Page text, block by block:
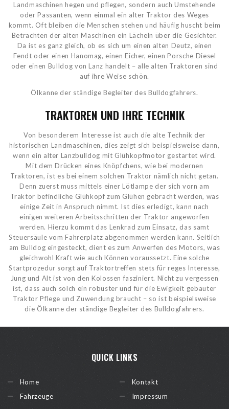
Landmaschinen hegen und pflegen, sondern auch Umstehende
oder Passanten, wenn einmal ein alter Traktor des Weges
kommt. Oft bleiben die Menschen stehen und häufig huscht beim
Betrachten der alten Maschinen ein Lächeln über die Gesichter.
Da ist es ganz gleich, ob es sich um einen alten Deutz, einen
Fendt oder einen Hanomag, einen Eicher, einen Porsche Diesel
oder einen Bulldog von Lanz handelt – alle alten Traktoren sind
auf ihre Weise schön.
Ölkanne der ständige Begleiter des Bulldogfahrers.
TRAKTOREN UND IHRE TECHNIK
Von besonderem Interesse ist auch die alte Technik der
historischen Landmaschinen, dies zeigt sich beispielsweise dann,
wenn ein alter Lanzbulldog mit Glühkopfmotor gestartet wird.
Mit dem Drücken eines Knöpfchens, wie bei modernen
Traktoren, ist es bei einem solchen Traktor nämlich nicht getan.
Denn zuerst muss mittels einer Lötlampe der sich vorn am
Traktor befindliche Glühkopf zum Glühen gebracht werden, was
einige Zeit in Anspruch nimmt. Ist dies erledigt, kann nach
einigen weiteren Arbeitsschritten der Traktor angeworfen
werden. Hierzu kommt das Lenkrad zum Einsatz, das samt
Steuersäule vom Fahrerplatz abgenommen werden kann. Seitlich
am Bulldog eingesteckt, dient es zum Anwerfen des Motors, was
gleichwohl Kraft wie auch Können voraussetzt. Eine solche
Startprozedur sorgt auf Traktortreffen stets für reges Interesse,
Jung und Alt ist von den Kolossen fasziniert. Nicht zu vergessen
ist, dass auch solch ein robuster und für die Ewigkeit gebauter
Traktor Pflege und Zuwendung braucht – so ist beispielsweise
die Ölkanne der ständige Begleiter des Bulldogfahrers.
QUICK LINKS
Home
Fahrzeuge
Kontakt
Impressum